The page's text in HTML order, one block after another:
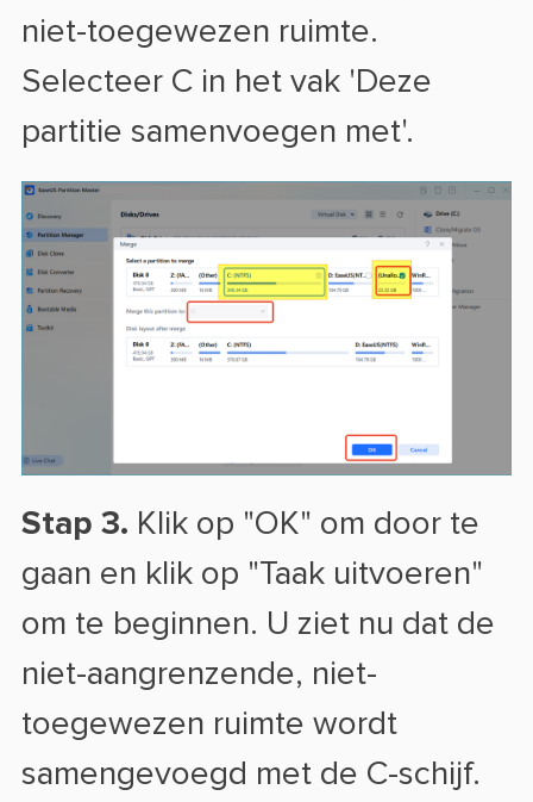
niet-toegewezen ruimte.
Selecteer C in het vak 'Deze
partitie samenvoegen met'.
Stap 3. Klik op "OK" om door te
gaan en klik op "Taak uitvoeren"
om te beginnen. U ziet nu dat de
niet-aangrenzende, niet-
toegewezen ruimte wordt
samengevoegd met de C-schijf.